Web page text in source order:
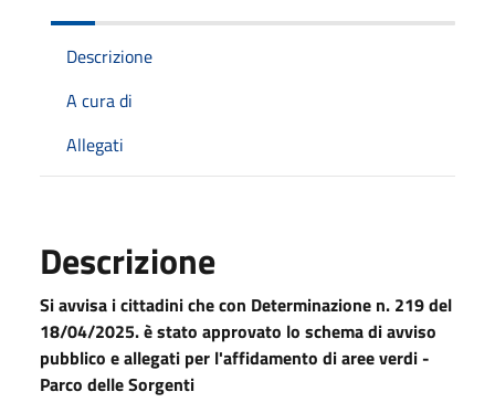
Descrizione
A cura di
Allegati
Descrizione
Si avvisa i cittadini che con Determinazione n. 219 del
18/04/2025. è stato approvato lo schema di avviso
pubblico e allegati per l'affidamento di aree verdi -
Parco delle Sorgenti